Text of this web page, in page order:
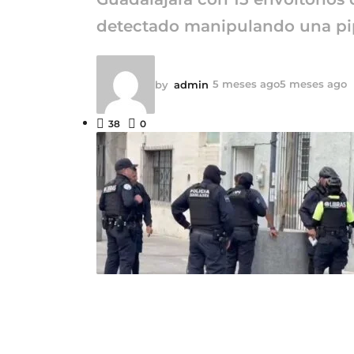
detectado manipulando una
by admin 5 meses ago5 meses ago
38 0